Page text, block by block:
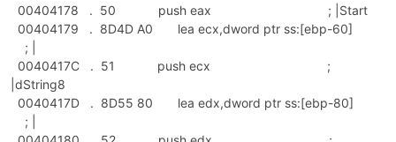
00404178 . 50 push eax ; |Start
00404179 . 8D4D A0 lea ecx,dword ptr ss:[ebp-60]
; |
0040417C . 51 push ecx ;
|dString8
0040417D . 8D55 80 lea edx,dword ptr ss:[ebp-80]
; |